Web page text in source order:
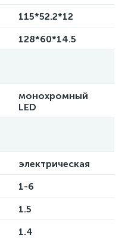
115*52.2*12
128*60*14.5
монохромный
LED
электрическая
1-6
1.5
1.4